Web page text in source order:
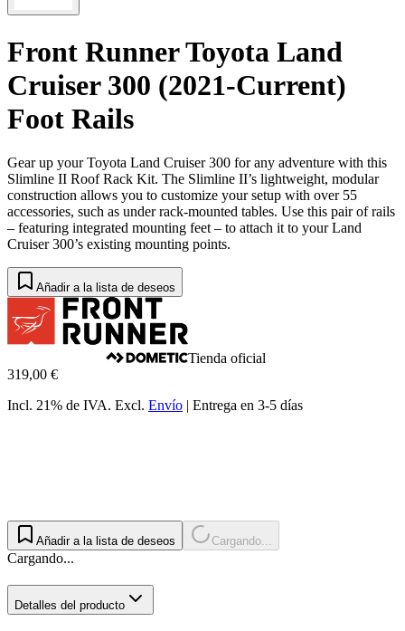
Front Runner Toyota Land
Cruiser 300 (2021-Current)
Foot Rails
Gear up your Toyota Land Cruiser 300 for any adventure with this
Slimline II Roof Rack Kit. The Slimline II’s lightweight, modular
construction allows you to customize your setup with over 55
accessories, such as under rack-mounted tables. Use this pair of rails
– featuring integrated mounting feet – to attach it to your Land
Cruiser 300’s existing mounting points.
Añadir a la lista de deseos
Tienda oficial
319,00 €
Incl. 21% de IVA. Excl. Envío | Entrega en 3-5 días
Añadir a la lista de deseos Cargando...
Cargando...
Detalles del producto